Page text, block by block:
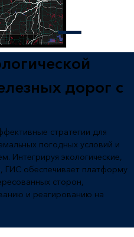
дорог с
стратегии для
погодных условий и
Интегрируя экологические,
обеспечивает платформу
сторон,
и реагированию на